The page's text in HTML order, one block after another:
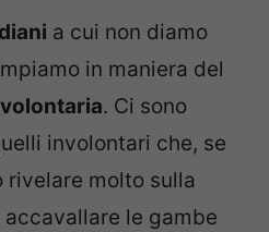
a cui non diamo
in maniera del
. Ci sono
involontari che, se
molto sulla
accavallare le gambe